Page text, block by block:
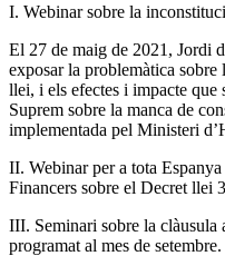
I. Webinar sobre la
El 27 de maig de 2021, Jordi
exposar la problemàtica
llei, i els efectes i impacte
Suprem sobre la manca de
implementada pel Ministeri
II. Webinar per a tota
Financers sobre el Decret llei
III. Seminari sobre la clàusula
programat al mes de setembre.